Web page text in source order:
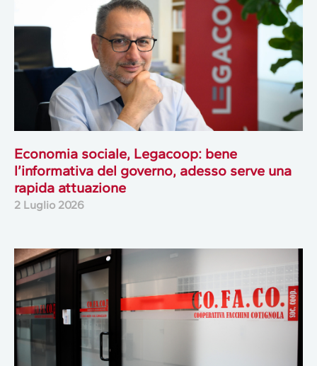
Economia sociale, Legacoop: bene
l’informativa del governo, adesso serve una
rapida attuazione
2 Luglio 2026